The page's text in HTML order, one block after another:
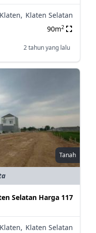
Klaten Selatan
90m2
2 tahun yang lalu
Tanah
Selatan Harga 117
Klaten Selatan